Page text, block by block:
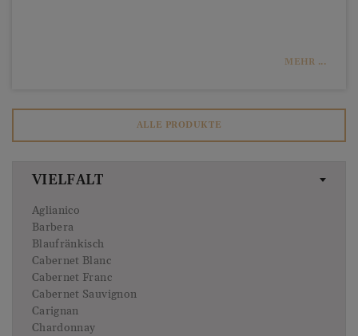
MEHR ...
ALLE PRODUKTE
VIELFALT
Aglianico
Barbera
Blaufränkisch
Cabernet Blanc
Cabernet Franc
Cabernet Sauvignon
Carignan
Chardonnay